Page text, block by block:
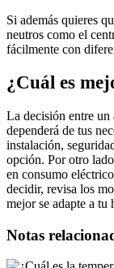
Si además quieres
neutros como el
fácilmente con
¿Cuál es
La decisión entre un
dependerá de tus
instalación,
opción. Por otro
en consumo
decidir, revisa los
mejor se adapte a tu
Notas